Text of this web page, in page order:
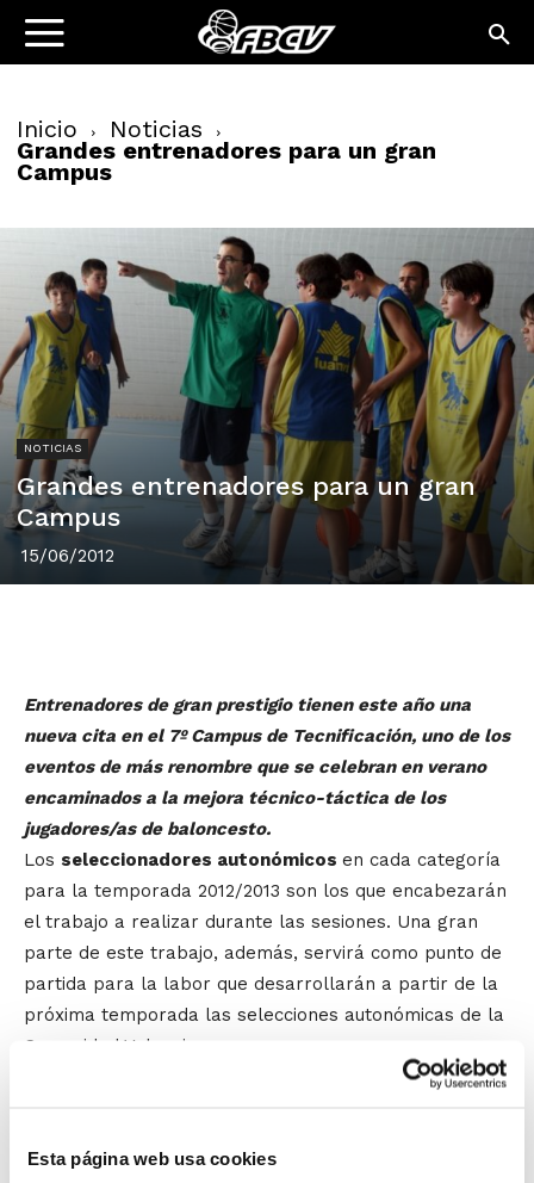
Esta página web usa cookies
Inicio Noticias
Grandes entrenadores para un gran
Campus
NOTICIAS
Grandes entrenadores para un gran
Campus
15/06/2012
Entrenadores de gran prestigio tienen este año una
nueva cita en el 7º Campus de Tecnificación, uno de los
eventos de más renombre que se celebran en verano
encaminados a la mejora técnico-táctica de los
jugadores/as de baloncesto.
Los seleccionadores autonómicos en cada categoría
para la temporada 2012/2013 son los que encabezarán
el trabajo a realizar durante las sesiones. Una gran
parte de este trabajo, además, servirá como punto de
partida para la labor que desarrollarán a partir de la
próxima temporada las selecciones autonómicas de la
Comunidad Valenciana.
que darán un mayor plus de calidad si cabe a la